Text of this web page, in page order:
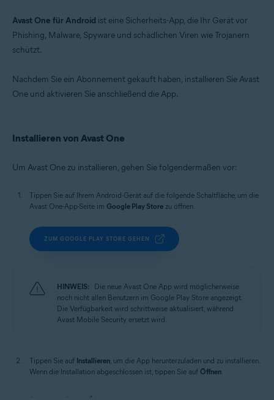
Avast One für Android ist eine Sicherheits-App, die Ihr Gerät vor
Phishing, Malware, Spyware und schädlichen Viren wie Trojanern
schützt.
Nachdem Sie ein Abonnement gekauft haben, installieren Sie Avast
One und aktivieren Sie anschließend die App.
Installieren von Avast One
Um Avast One zu installieren, gehen Sie folgendermaßen vor:
Tippen Sie auf Ihrem Android-Gerät auf die folgende Schaltfläche, um die
Avast One-App-Seite im Google Play Store zu öffnen.
ZUM GOOGLE PLAY STORE GEHEN
HINWEIS:
Die neue Avast One App wird möglicherweise
noch nicht allen Benutzern im Google Play Store angezeigt.
Die Verfügbarkeit wird schrittweise aktualisiert, während
Avast Mobile Security ersetzt wird.
Tippen Sie auf Installieren, um die App herunterzuladen und zu installieren.
Wenn die Installation abgeschlossen ist, tippen Sie auf Öffnen.